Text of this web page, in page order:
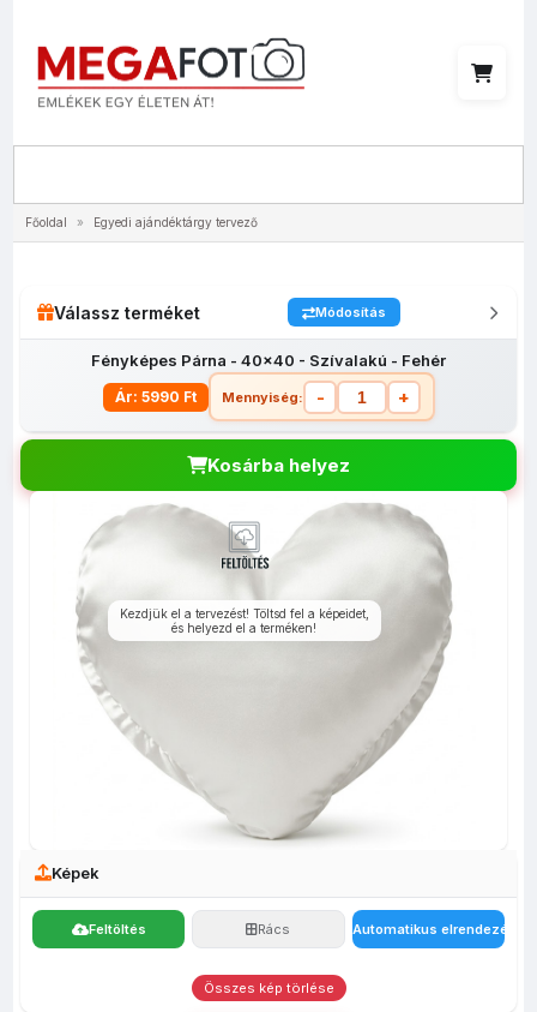
Főoldal » Egyedi ajándéktárgy tervező
Válassz terméket Módosítás
Fényképes Párna - 40x40 - Szívalakú - Fehér
Ár: 5990 Ft Mennyiség: - +
Fényképes
Bögrék
Fényképes
Egyedi
fényképes
tolltartó
Fényképes
Poháralátét
Kosárba helyez
Képek
Feltöltés Rács Automatikus elrendezés
Összes kép törlése
Kezdjük el a tervezést! Töltsd fel a képeidet,
és helyezd el a terméken!